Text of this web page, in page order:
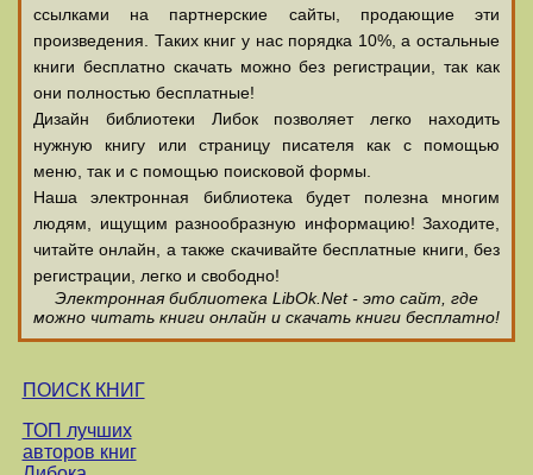
ссылками на партнерские сайты, продающие эти
произведения. Таких книг у нас порядка 10%, а остальные
книги бесплатно скачать можно без регистрации, так как
они полностью бесплатные!
Дизайн библиотеки Либок позволяет легко находить
нужную книгу или страницу писателя как с помощью
меню, так и с помощью поисковой формы.
Наша электронная библиотека будет полезна многим
людям, ищущим разнообразную информацию! Заходите,
читайте онлайн, а также скачивайте бесплатные книги, без
регистрации, легко и свободно!
Электронная библиотека LibOk.Net - это сайт, где
можно читать книги онлайн и скачать книги бесплатно!
ПОИСК КНИГ
ТОП лучших
авторов книг